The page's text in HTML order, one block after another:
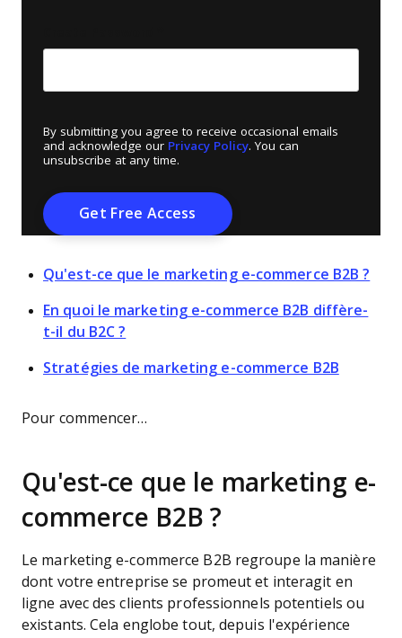
By submitting you agree to receive occasional emails
and acknowledge our Privacy Policy. You can
unsubscribe at any time.
Qu'est-ce que le marketing e-commerce B2B ?
En quoi le marketing e-commerce B2B diffère-
t-il du B2C ?
Stratégies de marketing e-commerce B2B
Pour commencer…
Qu'est-ce que le marketing e-
commerce B2B ?
Le marketing e-commerce B2B regroupe la manière
dont votre entreprise se promeut et interagit en
ligne avec des clients professionnels potentiels ou
existants. Cela englobe tout, depuis l'expérience